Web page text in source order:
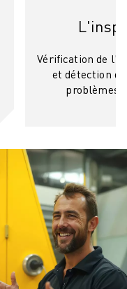
Vérification de
et détection
problèmes